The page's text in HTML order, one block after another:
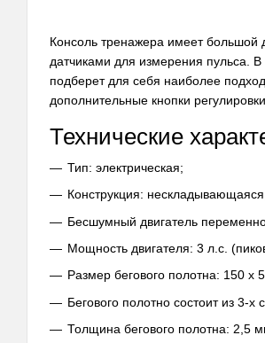
Консоль тренажера имеет большой
датчиками для измерения пульса.
подберет для себя наиболее
дополнительные кнопки
Технические
Тип: электрическая;
Конструкция:
Бесшумный двигатель
Мощность двигателя: 3 л.с.
Размер бегового полотна: 150 х
Бегового полотно состоит из 3-х
Толщина бегового полотна: 2,5